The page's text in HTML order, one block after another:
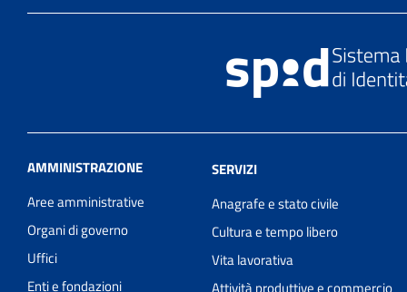
AMMINISTRAZIONE
Aree amministrative
Organi di governo
Uffici
Enti e fondazioni
SERVIZI
Anagrafe e stato civile
Cultura e tempo libero
Vita lavorativa
Attività produttive e commercio